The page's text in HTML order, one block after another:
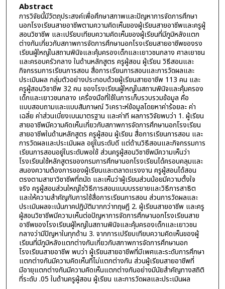
Abstract
การวิจัยนี้มีวัตถุประสงค์เพื่อศึกษาสภาพและปัญหาการจัดการศึกษา
นอกโรงเรียนสายอาชีพตามความคิดเห็นของผู้เรียนสายอาชีพและครูผู้
สอนวิชาชีพ และเปรียบเทียบความคิดเห็นของผู้เรียนที่มีภูมิหลังแตก
ต่างกันเกี่ยวกับสภาพการจัดการศึกษานอกโรงเรียนสายอาชีพของรง
เรียนผู้ใหญ่ในสถานพินิจและคุ้มครองเด็กและเยาวชนกลาง ศาลเยาชน
และครอบครัวกลาง ในด้านหลักสูตร ครูผู้สอน ผู้เรียน วิธีสอนและ
กิจกรรมการเรียนการสอน สื่อการเรียนการสอนและการวัดผลและ
ประเมินผล กลุ่มตัวอย่างประกอบด้วยผู้เรียนสายอาชีพ 113 คน และ
ครูผู้สอนวิชาชีพ 32 คน ของโรงเรียนผู้ใหญ่ในสถานพินิจและคุ้มครอง
เด็กและเยาวชนกลาง เครื่องมือที่ใช้ในการเก็บรวบรวมข้อมูล คือ
แบบสอบถามและแบบสัมภาษณ์ วิเคราะห์ข้อมูลโดยหาค่าร้อยละ ค่า
เฉลี่ย ค่าส่วนเบี่ยงเบนมาตรฐาน และค่าที ผลการวิจัยพบว่า 1. ผู้เรียน
สายอาชีพมีความคิดเห็นเกี่ยวกับสภาพการจัดการศึกษานอกโรงเรียน
สายอาชีพในด้านหลักสูตร ครูผู้สอน ผู้เรียน สื่อการเรียนการสอน และ
การวัดผลและประเมินผล อยู่ในระดับดี แต่ด้านวิธีสอนและกิจกรรมการ
เรียนการสอนอยู่ในระดับพอใช้ ส่วนครูผู้สอนวิชาชีพมีความเห็นว่า
โรงเรียนใช้หลักสูตรของกรมการศึกษานอกโรงเรียนได้ครอบคลุมและ
สนองความต้องการของผู้เรียนและตลาดแรงงาน ครูผู้สอนได้สอน
ตรงตามสาขาวิชาชีพที่ถนัด และเห็นว่าผู้เรียนส่วนน้อยมีความตั้งใจ
จริง ครูผู้สอนส่วนใหญ่ใช่วิธีการสอนแบบบรรยายและวิธีการสาธิต
และให้ความสำคัญกับการใช้สื่อการเรียนการสอน ส่วนการวัดผลและ
ประเมินผลจะเน้นภาคปฏิบัติมากกว่าทฤษฎี 2. ผู้เรียนสายอาชีพ และครู
ผู้สอนวิชาชีพมีความเห็นต่อปัญหาการจัดการศึกษานอกโรงเรียนสาย
อาชีพของโรงเรียนผู้ใหญ่ในสถานพินิจและคุ้มครองเด็กและเยาวชน
กลางว่ามีปัญหาในทุกด้าน 3. จากการเปรียบเทียบความคิดเห็นของผู้
เรียนที่มีภูมิหลังแตกต่างกันเกี่ยวกับสภาพการจัดการศึกษานอก
โรงเรียนสายอาชีพ พบว่า ผู้เรียนสายอาชีพที่มีเพศและระดับการศึกษา
แตกต่างกันมีความคิดเห็นที่ไม่แตกต่างกัน ส่วนผู้เรียนสายอาชีพที่
มีอายุแตกต่างกันมีความคิดเห็นแตกต่างกันอย่างมีนัยสำคัญทางสถิติ
ที่ระดับ .05 ในด้านครูผู้สอน ผู้เรียน และการวัดผลและประเมินผล